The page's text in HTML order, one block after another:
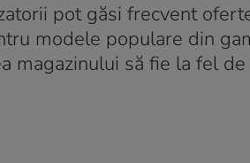
pot găsi frecvent
modele populare din
magazinului să fie la fel